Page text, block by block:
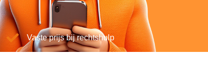
Vaste prijs bij rechtshulp